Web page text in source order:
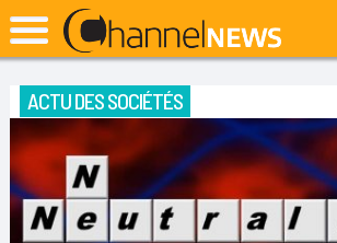
ACTU DES SOCIÉTÉS